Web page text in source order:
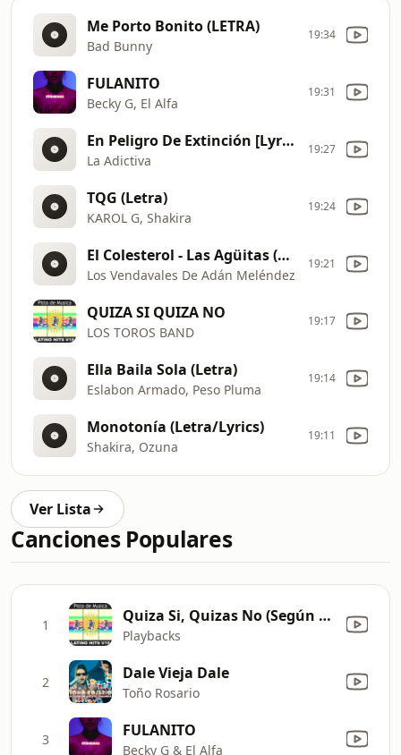
Me Porto Bonito (LETRA)
Bad Bunny
19:34
FULANITO
Becky G, El Alfa
19:31
En Peligro De Extinción [Lyric Video]
La Adictiva
19:27
TQG (Letra)
KAROL G, Shakira
19:24
El Colesterol - Las Agüitas (Audio)
Los Vendavales De Adán Meléndez
19:21
QUIZA SI QUIZA NO
LOS TOROS BAND
19:17
Ella Baila Sola (Letra)
Eslabon Armado, Peso Pluma
19:14
Monotonía (Letra/Lyrics)
Shakira, Ozuna
19:11
Ver Lista
Canciones Populares
1 Quiza Si, Quizas No (Según Lo Hecho Famoso Cerca Los Toros Band)
Playbacks
2 Dale Vieja Dale
Toño Rosario
3 FULANITO
Becky G & El Alfa